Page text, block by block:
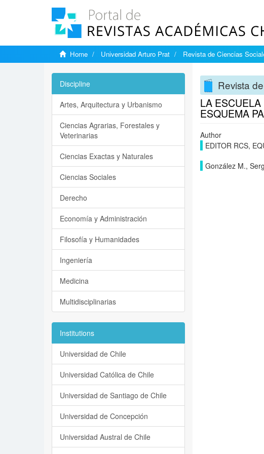
Home Universidad Arturo Prat Revista de Ciencias
Revista
LA
ESQUEMA
Author
EDITOR RCS,
González M.,
Discipline
Artes, Arquitectura y Urbanismo
Ciencias Agrarias, Forestales y
Veterinarias
Ciencias Exactas y Naturales
Ciencias Sociales
Derecho
Economía y Administración
Filosofía y Humanidades
Ingeniería
Medicina
Multidisciplinarias
Institutions
Universidad de Chile
Universidad Católica de Chile
Universidad de Santiago de Chile
Universidad de Concepción
Universidad Austral de Chile